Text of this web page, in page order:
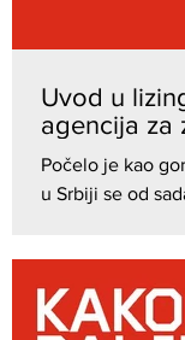
Uvod u
agencija za
Počelo je kao
u Srbiji se od